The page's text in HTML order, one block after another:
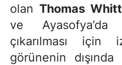
olan Thomas
ve Ayasofya’da
çıkarılması
görünenin dışında